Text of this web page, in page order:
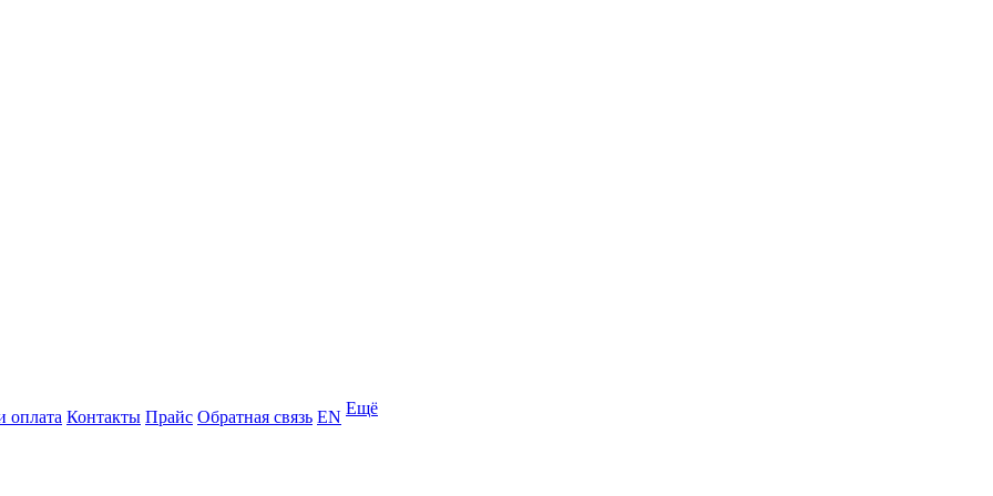
оплата Контакты Прайс Обратная связь EN Ещё